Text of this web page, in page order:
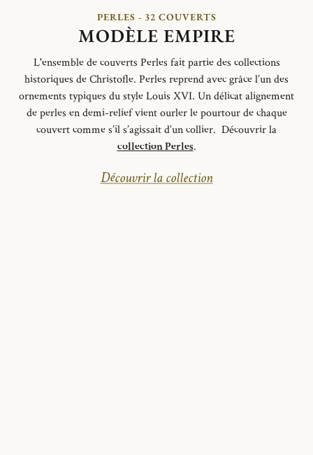
PERLES - 32 COUVERTS
MODÈLE EMPIRE
L'ensemble de couverts Perles fait partie des collections
historiques de Christofle. Perles reprend avec grâce l’un des
ornements typiques du style Louis XVI. Un délicat alignement
de perles en demi-relief vient ourler le pourtour de chaque
couvert comme s’il s’agissait d’un collier. Découvrir la
collection Perles.
Découvrir la collection